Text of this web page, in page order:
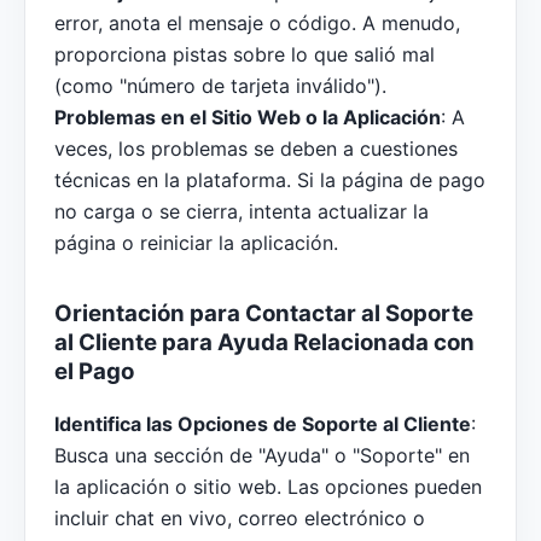
error, anota el mensaje o código. A menudo,
proporciona pistas sobre lo que salió mal
(como "número de tarjeta inválido").
Problemas en el Sitio Web o la Aplicación: A
veces, los problemas se deben a cuestiones
técnicas en la plataforma. Si la página de pago
no carga o se cierra, intenta actualizar la
página o reiniciar la aplicación.
Orientación para Contactar al Soporte
al Cliente para Ayuda Relacionada con
el Pago
Identifica las Opciones de Soporte al Cliente:
Busca una sección de "Ayuda" o "Soporte" en
la aplicación o sitio web. Las opciones pueden
incluir chat en vivo, correo electrónico o